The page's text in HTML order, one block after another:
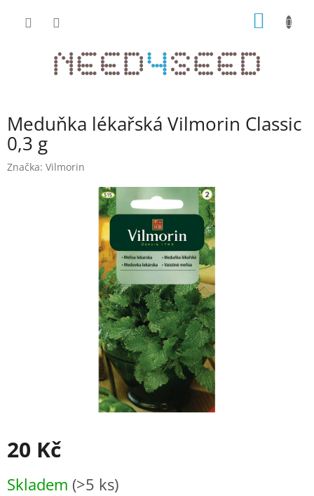
Meduňka lékařská Vilmorin Classic
0,3 g
Značka: Vilmorin
20 Kč
cena:
Skladem (>5 ks)